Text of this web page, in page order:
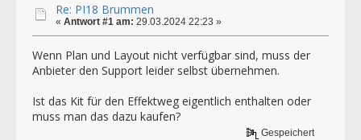
Re: PI18 Brummen
« Antwort #1 am: 29.03.2024 22:23 »
Wenn Plan und Layout nicht verfügbar sind, muss der
Anbieter den Support leider selbst übernehmen.
Ist das Kit für den Effektweg eigentlich enthalten oder
muss man das dazu kaufen?
Gespeichert